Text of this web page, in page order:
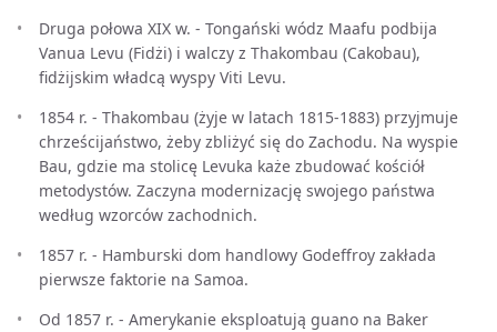
Druga połowa XIX w. - Tongański wódz Maafu podbija
Vanua Levu (Fidżi) i walczy z Thakombau (Cakobau),
fidżijskim władcą wyspy Viti Levu.
1854 r. - Thakombau (żyje w latach 1815-1883) przyjmuje
chrześcijaństwo, żeby zbliżyć się do Zachodu. Na wyspie
Bau, gdzie ma stolicę Levuka każe zbudować kościół
metodystów. Zaczyna modernizację swojego państwa
według wzorców zachodnich.
1857 r. - Hamburski dom handlowy Godeffroy zakłada
pierwsze faktorie na Samoa.
Od 1857 r. - Amerykanie eksploatują guano na Baker